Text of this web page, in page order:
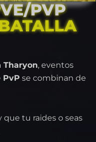
PVP
Tharyon, eventos
PvP se combinan de
que tu raides o seas